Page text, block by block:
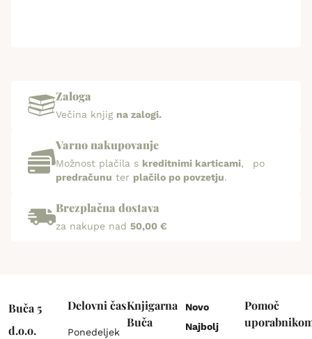
Zaloga
Večina knjig na zalogi.
Varno nakupovanje
Možnost plačila s kreditnimi karticami, po
predračunu ter plačilo po povzetju.
Brezplačna dostava
za nakupe nad 50,00 €
Buča 5
d.o.o.
Delovni čas
Ponedeljek
Knjigarna
Buča
Novo
Najbolj
Pomoč